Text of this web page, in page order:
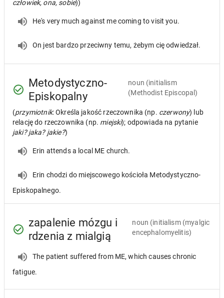
człowiek, ona, sobie))
He's very much against me coming to visit you.
On jest bardzo przeciwny temu, żebym cię odwiedzał.
Metodystyczno-
Episkopalny
noun (initialism
(Methodist Episcopal)
(przymiotnik: Określa jakość rzeczownika (np. czerwony) lub
relację do rzeczownika (np. miejski); odpowiada na pytanie
jaki? jaka? jakie?)
Erin attends a local ME church.
Erin chodzi do miejscowego kościoła Metodystyczno-
Episkopalnego.
zapalenie mózgu i
rdzenia z mialgią
noun (initialism (myalgic
encephalomyelitis)
The patient suffered from ME, which causes chronic
fatigue.